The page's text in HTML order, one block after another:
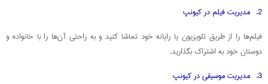
2. مدیریت فیلم در کیونپ
فیلم‌ها را از طریق تلویزیون یا رایانه خود تماشا کنید و به راحتی آن‌ها را با خانواده و
دوستان خود به اشتراک بگذارید.
3. مدیریت موسیقی در کیونپ